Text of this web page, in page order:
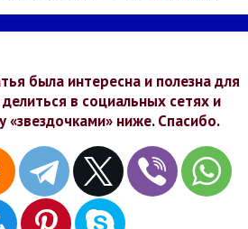
была интересна и полезна для
в социальных сетях и
«звездочками» ниже. Спасибо.